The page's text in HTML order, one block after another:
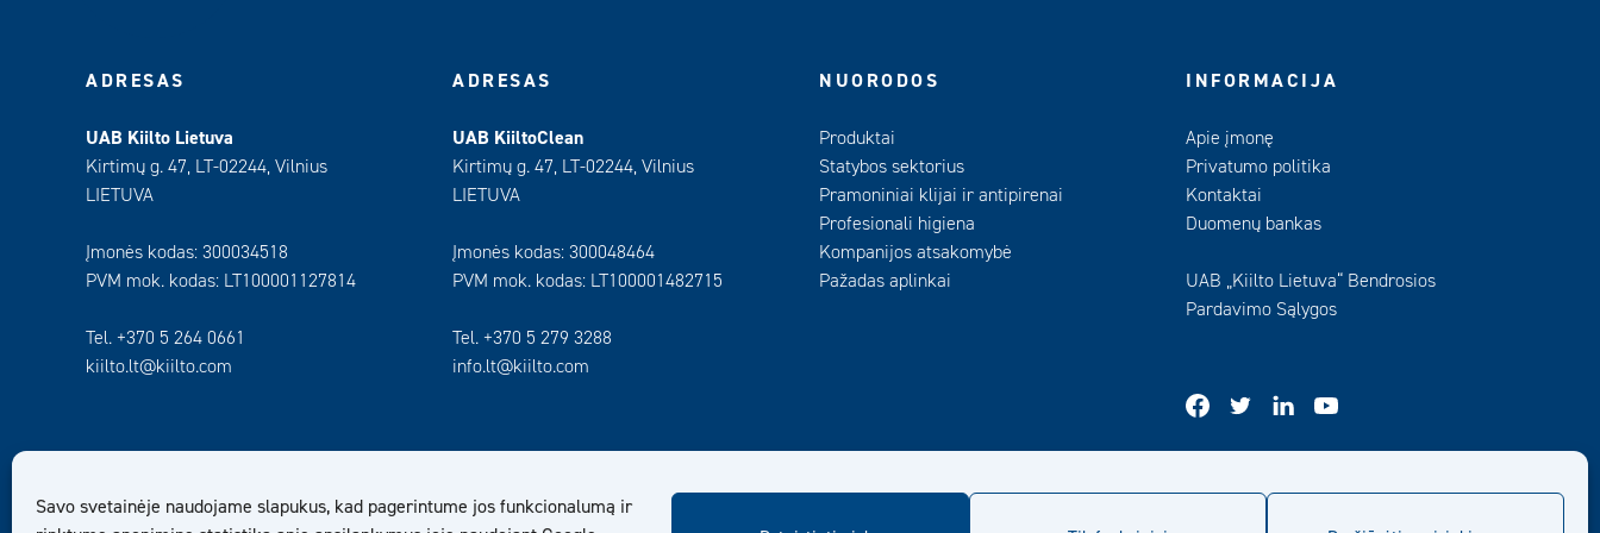
Savo svetainėje naudojame slapukus, kad pagerintume jos funkcionalumą ir
ADRESAS
UAB Kiilto Lietuva
Kirtimų g. 47, LT-02244, Vilnius
LIETUVA
Įmonės kodas: 300034518
PVM mok. kodas: LT100001127814
Tel. +370 5 264 0661
kiilto.lt@kiilto.com
ADRESAS
UAB KiiltoClean
Kirtimų g. 47, LT-02244, Vilnius
LIETUVA
Įmonės kodas: 300048464
PVM mok. kodas: LT100001482715
Tel. +370 5 279 3288
info.lt@kiilto.com
NUORODOS
Produktai
Statybos sektorius
Pramoniniai klijai ir antipirenai
Profesionali higiena
Kompanijos atsakomybė
Pažadas aplinkai
INFORMACIJA
Apie įmonę
Privatumo politika
Kontaktai
Duomenų bankas
UAB „Kiilto Lietuva“ Bendrosios
Pardavimo Sąlygos
facebooktwitter linkedinyoutube